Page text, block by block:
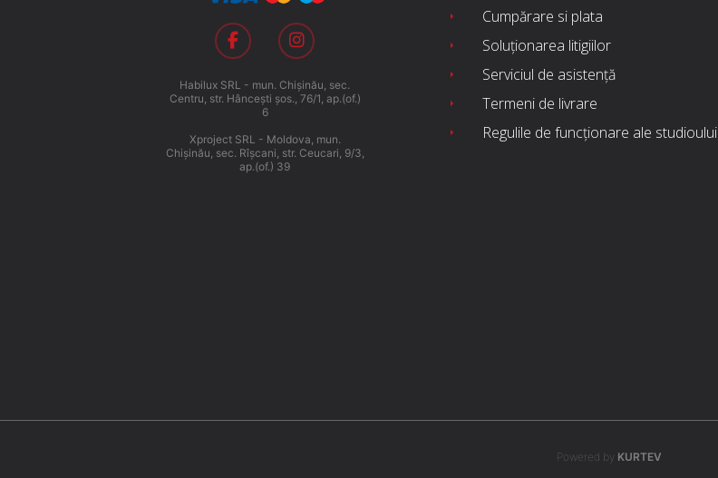
Habilux SRL - mun. Chişinău, sec.
Centru, str. Hânceşti şos., 76/1, ap.(of.)
6
Xproject SRL - Moldova, mun.
Chişinău, sec. Rîşcani, str. Ceucari, 9/3,
ap.(of.) 39
Cumpărare si plata
Soluționarea litigiilor
Serviciul de asistență
Termeni de livrare
Regulile de funcționare ale studioului
Powered by KURTEV